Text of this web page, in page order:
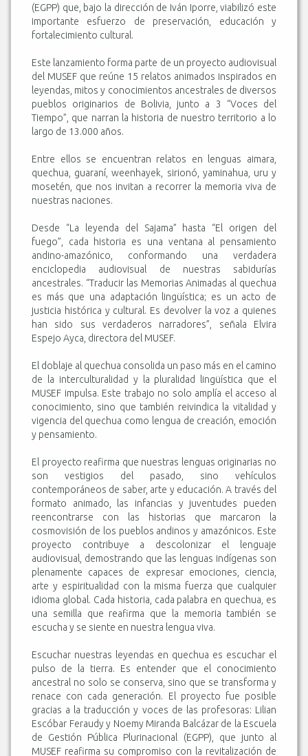
(EGPP) que, bajo la dirección de Iván Iporre, viabilizó este
importante esfuerzo de preservación, educación y
fortalecimiento cultural.
Este lanzamiento forma parte de un proyecto audiovisual
del MUSEF que reúne 15 relatos animados inspirados en
leyendas, mitos y conocimientos ancestrales de diversos
pueblos originarios de Bolivia, junto a 3 “Voces del
Tiempo”, que narran la historia de nuestro territorio a lo
largo de 13.000 años.
Entre ellos se encuentran relatos en lenguas aimara,
quechua, guaraní, weenhayek, sirionó, yaminahua, uru y
mosetén, que nos invitan a recorrer la memoria viva de
nuestras naciones.
Desde “La leyenda del Sajama” hasta “El origen del
fuego”, cada historia es una ventana al pensamiento
andino-amazónico, conformando una verdadera
enciclopedia audiovisual de nuestras sabidurías
ancestrales. “Traducir las Memorias Animadas al quechua
es más que una adaptación lingüística; es un acto de
justicia histórica y cultural. Es devolver la voz a quienes
han sido sus verdaderos narradores”, señala Elvira
Espejo Ayca, directora del MUSEF.
El doblaje al quechua consolida un paso más en el camino
de la interculturalidad y la pluralidad lingüística que el
MUSEF impulsa. Este trabajo no solo amplía el acceso al
conocimiento, sino que también reivindica la vitalidad y
vigencia del quechua como lengua de creación, emoción
y pensamiento.
El proyecto reafirma que nuestras lenguas originarias no
son vestigios del pasado, sino vehículos
contemporáneos de saber, arte y educación. A través del
formato animado, las infancias y juventudes pueden
reencontrarse con las historias que marcaron la
cosmovisión de los pueblos andinos y amazónicos. Este
proyecto contribuye a descolonizar el lenguaje
audiovisual, demostrando que las lenguas indígenas son
plenamente capaces de expresar emociones, ciencia,
arte y espiritualidad con la misma fuerza que cualquier
idioma global. Cada historia, cada palabra en quechua, es
una semilla que reafirma que la memoria también se
escucha y se siente en nuestra lengua viva.
Escuchar nuestras leyendas en quechua es escuchar el
pulso de la tierra. Es entender que el conocimiento
ancestral no solo se conserva, sino que se transforma y
renace con cada generación. El proyecto fue posible
gracias a la traducción y voces de las profesoras: Lilian
Escóbar Feraudy y Noemy Miranda Balcázar de la Escuela
de Gestión Pública Plurinacional (EGPP), que junto al
MUSEF reafirma su compromiso con la revitalización de